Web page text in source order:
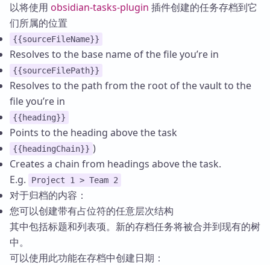
以将使用 obsidian-tasks-plugin 插件创建的任务存档到它
们所属的位置
{{sourceFileName}}
Resolves to the base name of the file you’re in
{{sourceFilePath}}
Resolves to the path from the root of the vault to the
file you’re in
{{heading}}
Points to the heading above the task
{{headingChain}} )
Creates a chain from headings above the task.
E.g.
Project 1 > Team 2
对于归档的内容：
您可以创建带有占位符的任意层次结构
其中包括标题和列表项。新的存档任务将被合并到现有的树
中。
可以使用此功能在存档中创建日期：